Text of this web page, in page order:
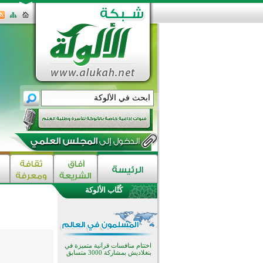
كُتَّاب الألوكة
اختتام الدورة التاسعة لمسابقة حفظ
تيسليتش تختتم برنامجا تعليميا لتعزيز
القيم وبناء الشخصية للشباب
المسلمين
اختتام منافسات قرآنية متميزة في
بنغلاديش بمشاركة 3000 متسابق